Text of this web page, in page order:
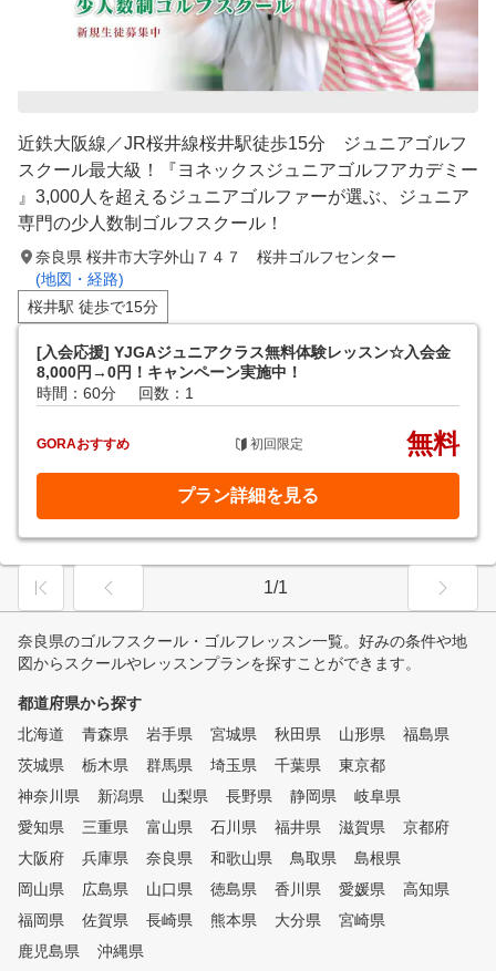
近鉄大阪線／JR桜井線桜井駅徒歩15分 ジュニアゴルフ
スクール最大級！『ヨネックスジュニアゴルフアカデミー
』3,000人を超えるジュニアゴルファーが選ぶ、ジュニア
専門の少人数制ゴルフスクール！
奈良県 桜井市大字外山７４７ 桜井ゴルフセンター
(地図・経路)
桜井駅 徒歩で15分
[入会応援] YJGAジュニアクラス無料体験レッスン☆入会金
8,000円→0円！キャンペーン実施中！
時間：60分
回数：1
GORAおすすめ 初回限定 無料
プラン詳細を見る
1/1
奈良県のゴルフスクール・ゴルフレッスン一覧。好みの条件や地
図からスクールやレッスンプランを探すことができます。
都道府県から探す
北海道
青森県 岩手県 宮城県 秋田県 山形県
福島県
茨城県
栃木県 群馬県 埼玉県 千葉県
東京都
神奈川県
新潟県 山梨県 長野県 静岡県
岐阜県
愛知県
三重県 富山県 石川県 福井県 滋賀県
京都府
大阪府
兵庫県 奈良県 和歌山県 鳥取県
島根県
岡山県
広島県 山口県 徳島県 香川県 愛媛県
高知県
福岡県
佐賀県 長崎県 熊本県 大分県
宮崎県
鹿児島県
沖縄県